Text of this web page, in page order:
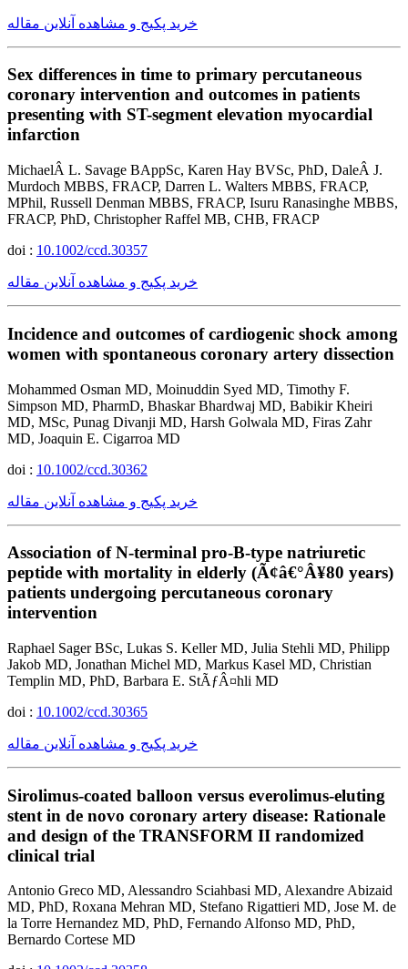
خرید پکیج و مشاهده آنلاین مقاله
Sex differences in time to primary percutaneous
coronary intervention and outcomes in patients
presenting with ST-segment elevation myocardial
infarction
MichaelÂ L. Savage BAppSc, Karen Hay BVSc, PhD, DaleÂ J.
Murdoch MBBS, FRACP, Darren L. Walters MBBS, FRACP,
MPhil, Russell Denman MBBS, FRACP, Isuru Ranasinghe MBBS,
FRACP, PhD, Christopher Raffel MB, CHB, FRACP
doi : 10.1002/ccd.30357
خرید پکیج و مشاهده آنلاین مقاله
Incidence and outcomes of cardiogenic shock among
women with spontaneous coronary artery dissection
Mohammed Osman MD, Moinuddin Syed MD, Timothy F.
Simpson MD, PharmD, Bhaskar Bhardwaj MD, Babikir Kheiri
MD, MSc, Punag Divanji MD, Harsh Golwala MD, Firas Zahr
MD, Joaquin E. Cigarroa MD
doi : 10.1002/ccd.30362
خرید پکیج و مشاهده آنلاین مقاله
Association of N-terminal pro-B-type natriuretic
peptide with mortality in elderly (Ã¢â€°Â¥80 years)
patients undergoing percutaneous coronary
intervention
Raphael Sager BSc, Lukas S. Keller MD, Julia Stehli MD, Philipp
Jakob MD, Jonathan Michel MD, Markus Kasel MD, Christian
Templin MD, PhD, Barbara E. StÃƒÂ¤hli MD
doi : 10.1002/ccd.30365
خرید پکیج و مشاهده آنلاین مقاله
Sirolimus-coated balloon versus everolimus-eluting
stent in de novo coronary artery disease: Rationale
and design of the TRANSFORM II randomized
clinical trial
Antonio Greco MD, Alessandro Sciahbasi MD, Alexandre Abizaid
MD, PhD, Roxana Mehran MD, Stefano Rigattieri MD, Jose M. de
la Torre Hernandez MD, PhD, Fernando Alfonso MD, PhD,
Bernardo Cortese MD